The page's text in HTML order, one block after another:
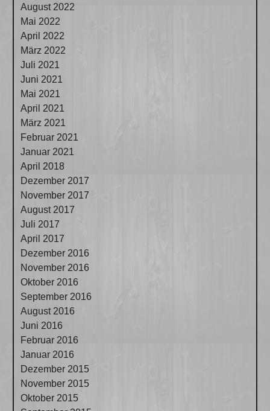
August 2022
Mai 2022
April 2022
März 2022
Juli 2021
Juni 2021
Mai 2021
April 2021
März 2021
Februar 2021
Januar 2021
April 2018
Dezember 2017
November 2017
August 2017
Juli 2017
April 2017
Dezember 2016
November 2016
Oktober 2016
September 2016
August 2016
Juni 2016
Februar 2016
Januar 2016
Dezember 2015
November 2015
Oktober 2015